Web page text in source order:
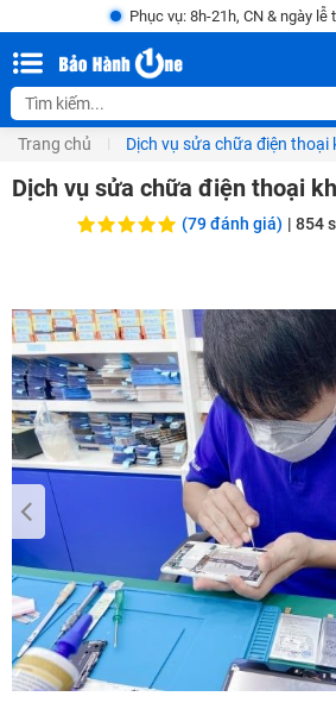
Phục vụ: 8h-21h, CN & ngày lễ
Trang chủ Dịch vụ sửa chữa điện thoại
Dịch vụ sửa chữa điện thoại
(79 đánh giá) | 854